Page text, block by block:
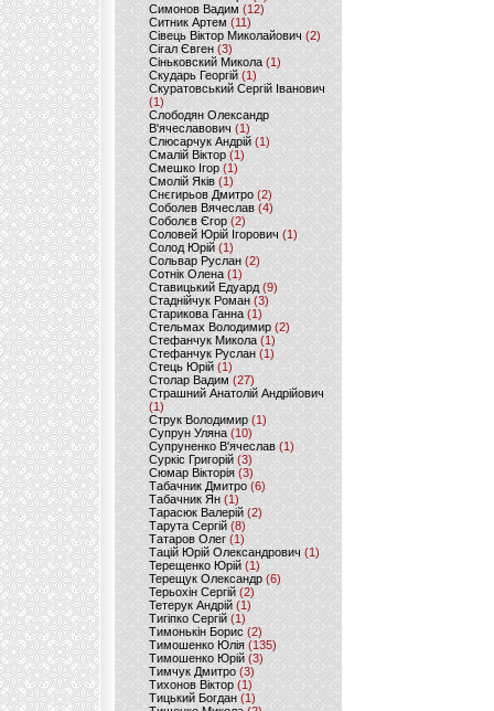
Симонов Вадим (12)
Ситник Артем(11)
Сівець Віктор Миколайович(2)
Сігал Євген (3)
Сіньковский Микола(1)
Скударь Георгій (1)
Скуратовський Сергій Іванович
(1)
Слободян Олександр
В'ячеславович(1)
Слюсарчук Андрій(1)
Смалій Віктор (1)
Смешко Ігор (1)
Смолій Яків (1)
Снєгирьов Дмитро (2)
Соболев Вячеслав (4)
Соболєв Єгор(2)
Соловей Юрій Ігорович (1)
Солод Юрій (1)
Сольвар Руслан (2)
Сотнік Олена(1)
Ставицький Едуард (9)
Стаднійчук Роман(3)
Старикова Ганна (1)
Стельмах Володимир(2)
Стефанчук Микола (1)
Стефанчук Руслан (1)
Стець Юрій (1)
Столар Вадим(27)
Страшний Анатолій Андрійович
(1)
Струк Володимир (1)
Супрун Уляна (10)
Супруненко В'ячеслав (1)
Суркіс Григорій (3)
Сюмар Вікторія (3)
Табачник Дмитро (6)
Табачник Ян(1)
Тарасюк Валерій (2)
Тарута Сергій (8)
Татаров Олег(1)
Тацій Юрій Олександрович(1)
Терещенко Юрій(1)
Терещук Олександр(6)
Терьохін Сергій (2)
Тетерук Андрій (1)
Тигіпко Сергій(1)
Тимонькін Борис (2)
Тимошенко Юлія (135)
Тимошенко Юрій(3)
Тимчук Дмитро (3)
Тихонов Віктор (1)
Тицький Богдан (1)